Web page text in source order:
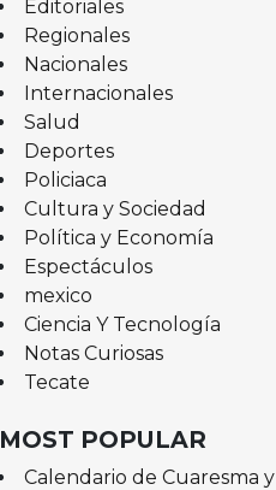
Editoriales
Regionales
Nacionales
Internacionales
Salud
Deportes
Policiaca
Cultura y Sociedad
Política y Economía
Espectáculos
mexico
Ciencia Y Tecnología
Notas Curiosas
Tecate
MOST POPULAR
Calendario de Cuaresma y